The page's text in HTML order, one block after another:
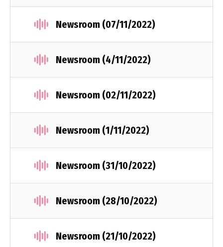
Newsroom (07/11/2022)
Newsroom (4/11/2022)
Νewsroom (02/11/2022)
Newsroom (1/11/2022)
Newsroom (31/10/2022)
Newsroom (28/10/2022)
Newsroom (21/10/2022)